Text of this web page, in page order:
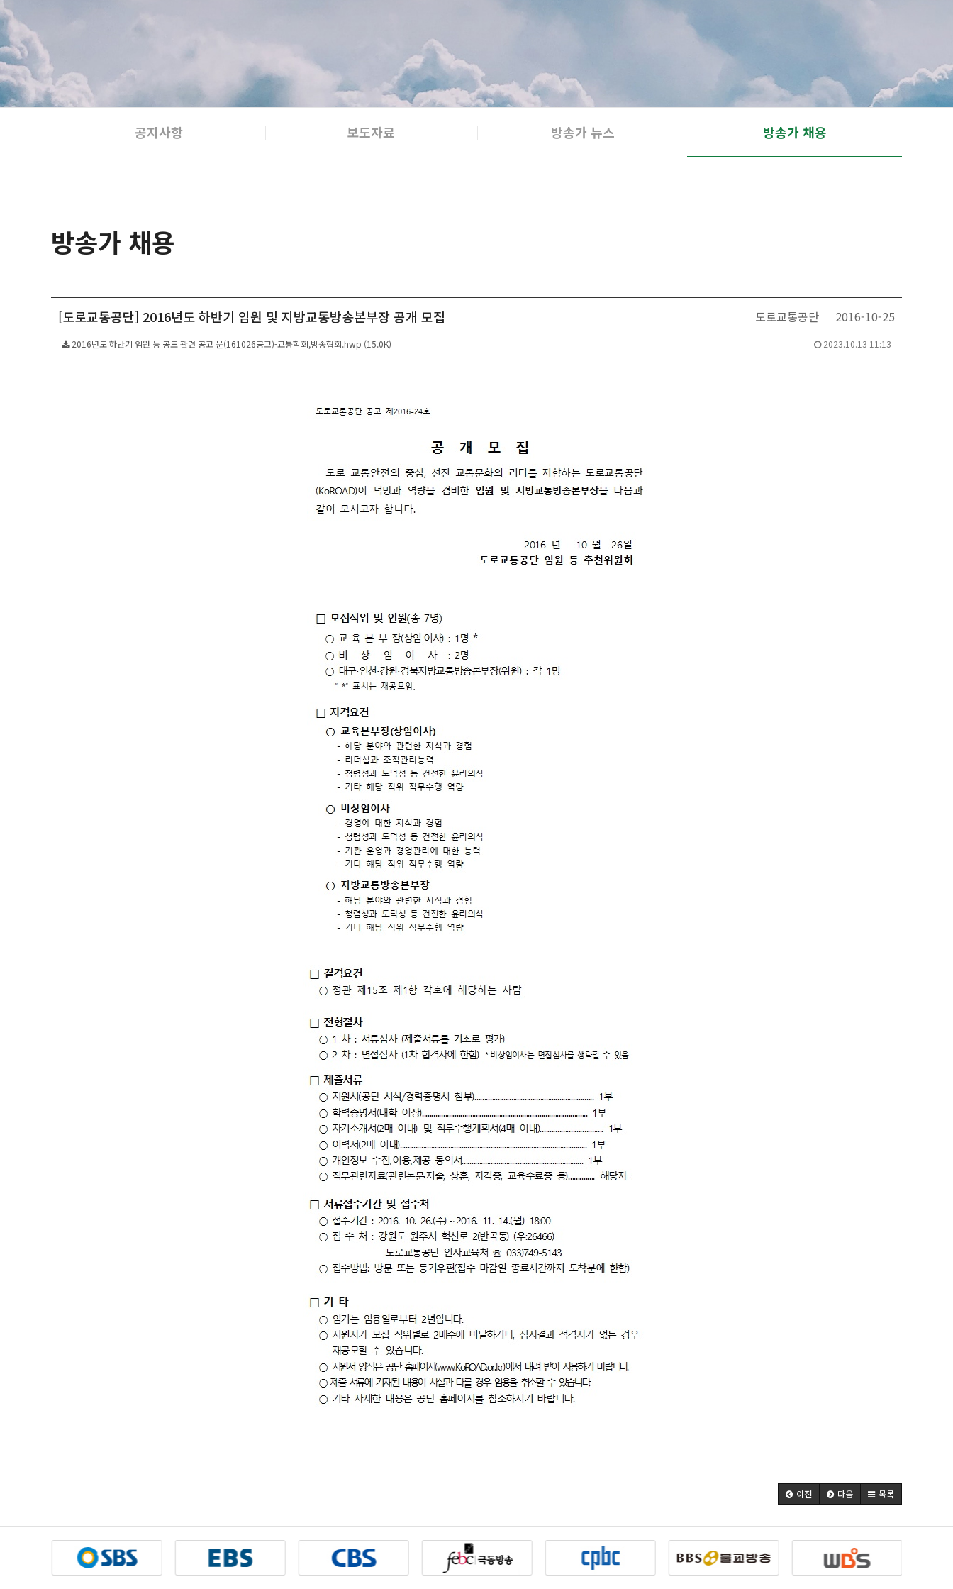
공지사항 보도자료 방송가 뉴스 방송가 채용
방송가 채용
[도로교통공단] 2016년도 하반기 임원 및 지방교통방송본부장 공개 모집 도로교통공단 2016-10-25
2023.10.13 11:13
2016년도 하반기 임원 등 공모 관련 공고 문(161026공고)-교통학회,방송협회.hwp (15.0K)
이전 다음 목록